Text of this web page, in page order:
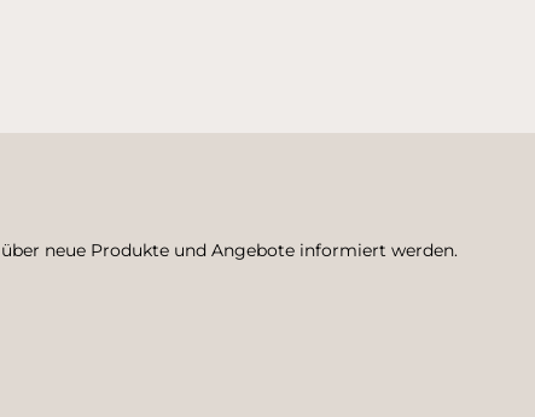
neue Produkte und Angebote informiert werden.